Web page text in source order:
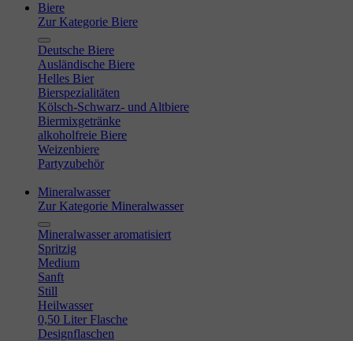
Biere
Zur Kategorie Biere
Deutsche Biere
Ausländische Biere
Helles Bier
Bierspezialitäten
Kölsch-Schwarz- und Altbiere
Biermixgetränke
alkoholfreie Biere
Weizenbiere
Partyzubehör
Mineralwasser
Zur Kategorie Mineralwasser
Mineralwasser aromatisiert
Spritzig
Medium
Sanft
Still
Heilwasser
0,50 Liter Flasche
Designflaschen